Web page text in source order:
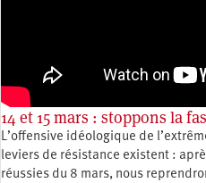
14 et 15 mars : stoppons la
L’offensive idéologique de
leviers de résistance existent :
réussies du 8 mars, nous